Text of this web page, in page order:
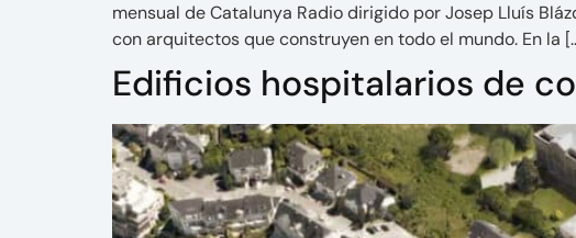
mensual de Catalunya Radio dirigido por Josep Lluís
con arquitectos que construyen en todo el mundo. En la
Edificios hospitalarios de